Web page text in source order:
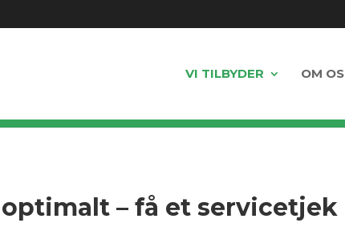
VI TILBYDER OM OS
– få et servicetjek